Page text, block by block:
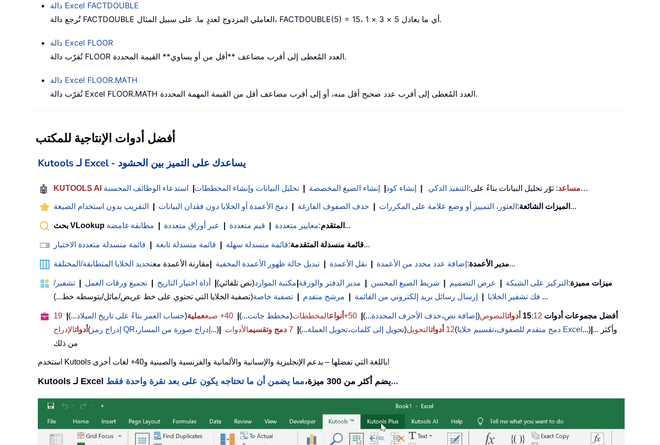
دالة Excel FACTDOUBLE
تُرجع دالة FACTDOUBLE العاملي المزدوج لعددٍ ما. على سبيل المثال، FACTDOUBLE(5) = 15، أي ما يعادل 5 × 3 × 1.
دالة Excel FLOOR
تُقرّب دالة FLOOR العدد المُعطى إلى أقرب مضاعف **أقل من أو يساوي** القيمة المحددة.
دالة Excel FLOOR.MATH
تُقرّب دالة Excel FLOOR.MATH العدد المُعطى إلى أقرب عدد صحيح أقل منه، أو إلى أقرب مضاعف أقل من القيمة المهمة المحددة.
أفضل أدوات الإنتاجية للمكتب
Kutools لـ Excel - يساعدك على التميز بين الحشود
🤖 KUTOOLS AI مساعد: ثوّر تحليل البيانات بناءً على: التنفيذ الذكي إنشاء كود إنشاء الصيغ المخصصة تحليل البيانات وإنشاء المخططات استدعاء الوظائف المحسنة …
الميزات الشائعة: العثور، التمييز أو وضع علامة على المكررات حذف الصفوف الفارغة دمج الأعمدة أو الخلايا دون فقدان البيانات التقريب بدون استخدام الصيغة ...
بحث VLookup المتقدم:معايير متعددة قيم متعددة عبر أوراق متعددة مطابقة غامضة ...
قائمة منسدلة المتقدمة:قائمة منسدلة سهلة قائمة منسدلة تابعة قائمة منسدلة متعددة الاختيار ...
مدير الأعمدة: إضافة عدد محدد من الأعمدة نقل الأعمدة تبديل حالة ظهور الأعمدة المخفية مقارنة الأعمدة معتحديد الخلايا المتطابقة/المختلفة ...
ميزات مميزة: التركيز على الشبكة عرض التصميم شريط الصيغ المحسن مدير الدفتر والورقة مكتبة الموارد(نص تلقائي) أداة اختيار التاريخ تجميع ورقات العمل
تشفير/
فك تشفير الخلايا
إرسال رسائل بريد إلكتروني من القائمة مرشح متقدم تصفية خاصة (تصفية الخلايا التي تحتوي على خط عريض/مائل/يتوسطه خط...) ...
أفضل مجموعات أدوات 15 :12 أدواتالنصوص( إضافة نص،حذف الأحرف المحددة...)
50+ أنواعالمخططات(مخطط جانت...) 40+ صيغ عملية(حساب العمر بناءً على تاريخ الميلاد...)
19
أدواتالإدراج ( إدراج رمز QR، إدراج صورة من المسار ...) 12 أدواتالتحويل(تحويل إلى كلمات،تحويل العملة...)
7 دمج وتقسيمالأدوات ( دمج متقدم للصفوف، تقسيم خلايا Excel ...) ... وأكثر
من ذلك
استخدم Kutools باللغة التي تفضلها – يدعم الإنجليزية والإسبانية والألمانية والفرنسية والصينية و40+ لغات أخرى!
Kutools لـ Excel يضم أكثر من 300 ميزة،مما يضمن أن ما تحتاجه يكون على بعد نقرة واحدة فقط...